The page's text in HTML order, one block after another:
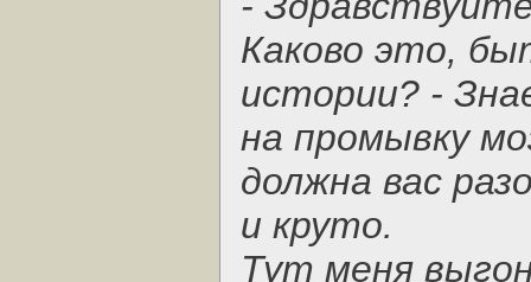
Каково это,
истории? -
на промывку
должна вас
и круто.
Тут меня